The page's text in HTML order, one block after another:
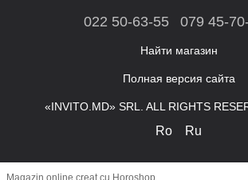
022 50-63-55 079 45-
Найти магазин
Полная версия сайта
«INVITO.MD» SRL. ALL RIGHTS
Ro Ru
Magazin online creat cu Horoshop